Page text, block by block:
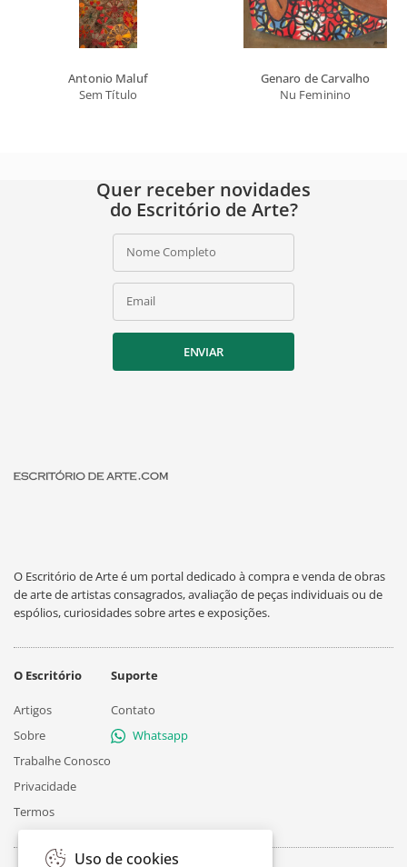
Antonio Maluf
Sem Título
Genaro de Carvalho
Nu Feminino
Quer receber novidades
do Escritório de Arte?
Nome Completo
Email
ENVIAR
O Escritório de Arte é um portal dedicado à compra e venda de obras
de arte de artistas consagrados, avaliação de peças individuais ou de
espólios, curiosidades sobre artes e exposições.
O Escritório
Artigos
Sobre
Trabalhe Conosco
Privacidade
Termos
Suporte
Contato
Whatsapp
Uso de cookies